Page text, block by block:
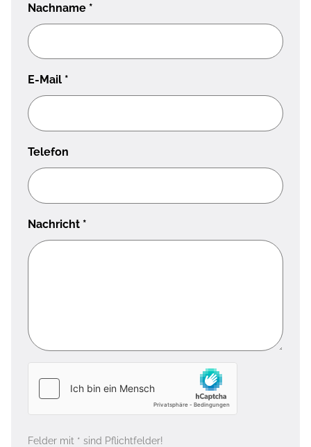
Nachname *
E-Mail *
Telefon
Nachricht *
Felder mit * sind Pflichtfelder!